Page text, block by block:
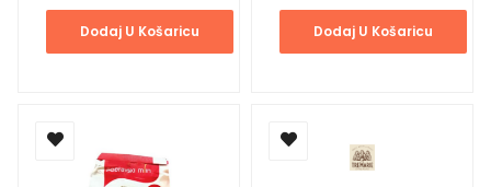
Dodaj U Košaricu Dodaj U Košaricu